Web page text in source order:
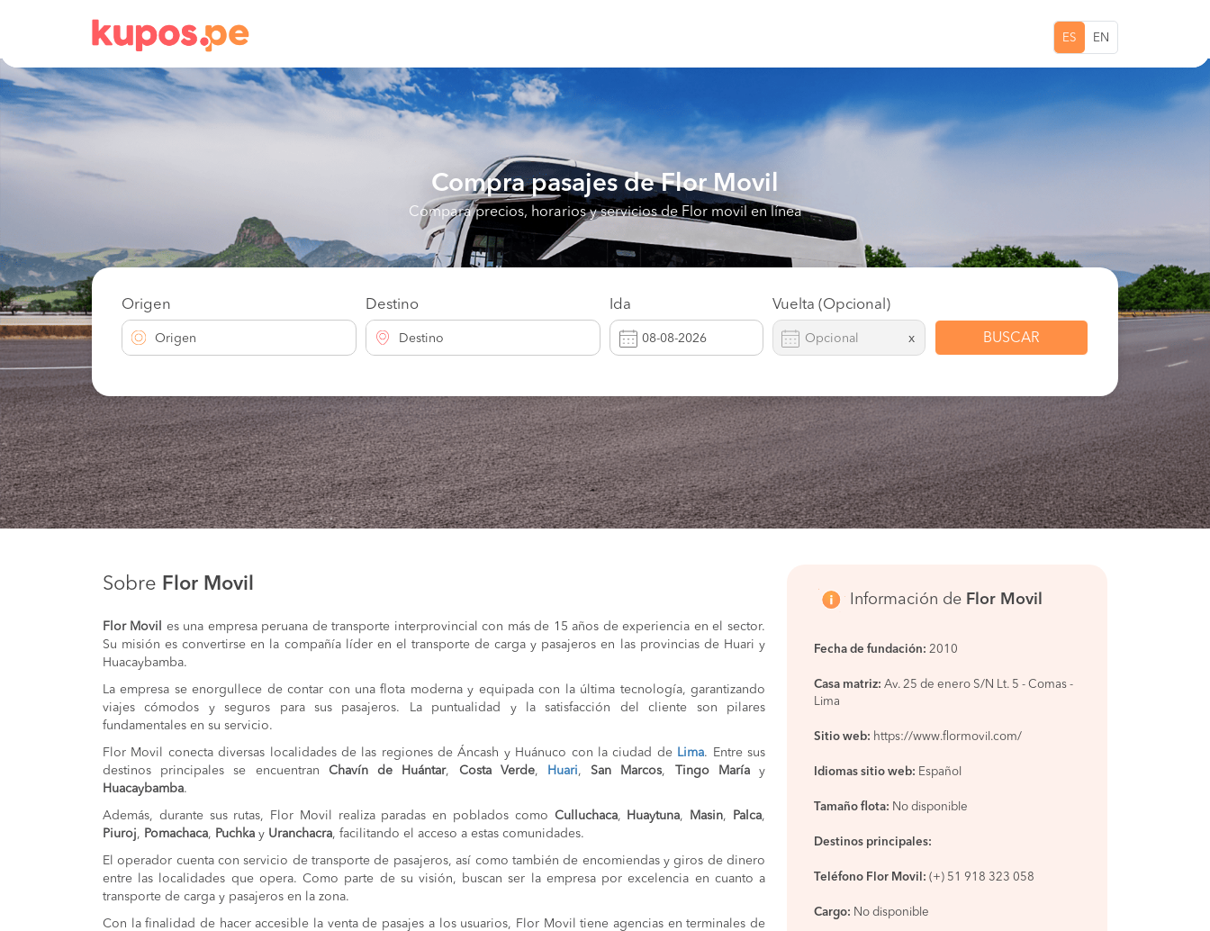
ES EN
Compra pasajes deFlor Movil
Compara precios, horarios y servicios de Flor movil en línea
Origen
Origen
Destino
Destino
Ida Vuelta (Opcional)
x BUSCAR
Sobre Flor Movil
Flor Movil
es una empresa peruana de transporte interprovincial con más de 15 años de experiencia en el sector.
Su misión es convertirse en la compañía líder en el transporte de carga y pasajeros en las provincias de Huari y
Huacaybamba.
La empresa se enorgullece de contar con una flota moderna y equipada con la última tecnología, garantizando
viajes cómodos y seguros para sus pasajeros. La puntualidad y la satisfacción del cliente son pilares
fundamentales en su servicio.
Flor Movil conecta diversas localidades de las regiones de Áncash y Huánuco con la ciudad de Lima. Entre sus
destinos principales se encuentran Chavín de Huántar, Costa Verde, Huari,San Marcos, Tingo Maríay
Huacaybamba.
Además, durante sus rutas, Flor Movil realiza paradas en poblados como Culluchaca, Huaytuna, Masin, Palca,
Piuroj, Pomachaca, Puchka y Uranchacra, facilitando el acceso a estas comunidades.
El operador cuenta con servicio de transporte de pasajeros, así como también de encomiendas y giros de dinero
entre las localidades que opera. Como parte de su visión, buscan ser la empresa por excelencia en cuanto a
transporte de carga y pasajeros en la zona.
Con la finalidad de hacer accesible la venta de pasajes a los usuarios, Flor Movil tiene agencias en terminales de
Información de Flor Movil
Fecha de fundación: 2010
Casa matriz: Av. 25 de enero S/N Lt. 5 - Comas -
Lima
Sitio web: https://www.flormovil.com/
Idiomas sitio web: Español
Tamaño flota: No disponible
Destinos principales:
Teléfono Flor Movil: (+) 51 918 323 058
Cargo: No disponible